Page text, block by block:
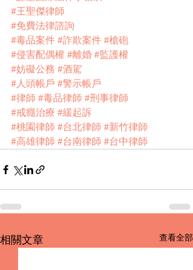
#王聖傑律師
#免費法律諮詢
#毒品案件 #詐欺案件 #槍砲
#侵害配偶權 #離婚 #監護權
#妨礙公務 #酒駕
#人頭帳戶 #警示帳戶
#律師 #毒品律師 #刑事律師
#戒癮治療 #緩起訴
#桃園律師 #台北律師 #新竹律師
#高雄律師 #台南律師 #台中律師
相關文章 查看全部